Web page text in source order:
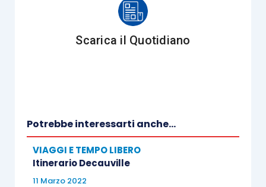
per le idee, le imprevedibili possibilità della
politica. Un breviario denso, lieve e necessario.
Massimo Recalcati
Einaudi
Scarica il Quotidiano
Potrebbe interessarti anche...
VIAGGI E TEMPO LIBERO
Itinerario Decauville
11 Marzo 2022